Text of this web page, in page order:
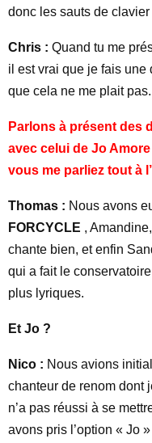
donc les sauts de clavier
Chris : Quand tu me
il est vrai que je fais une
que cela ne me plait pas.
Parlons à présent des
avec celui de Jo
vous me parliez tout à
Thomas : Nous avons
FORCYCLE ,
chante bien, et enfin
qui a fait le
plus lyriques.
Et Jo ?
Nico : Nous avions
chanteur de renom dont
n’a pas réussi à se
avons pris l’option « Jo